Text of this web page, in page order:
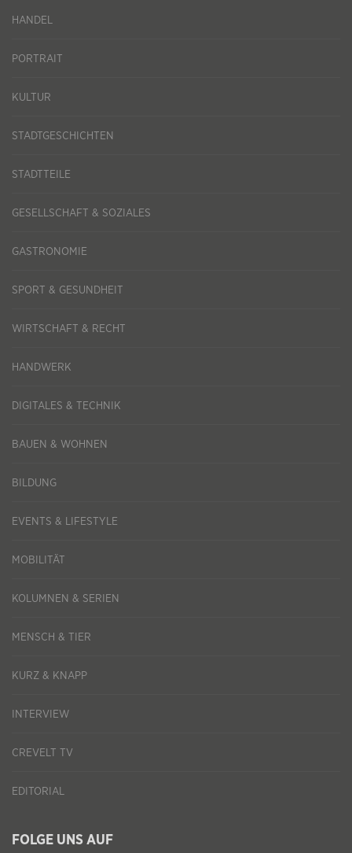
HANDEL
PORTRAIT
KULTUR
STADTGESCHICHTEN
STADTTEILE
GESELLSCHAFT & SOZIALES
GASTRONOMIE
SPORT & GESUNDHEIT
WIRTSCHAFT & RECHT
HANDWERK
DIGITALES & TECHNIK
BAUEN & WOHNEN
BILDUNG
EVENTS & LIFESTYLE
MOBILITÄT
KOLUMNEN & SERIEN
MENSCH & TIER
KURZ & KNAPP
INTERVIEW
CREVELT TV
EDITORIAL
FOLGE UNS AUF